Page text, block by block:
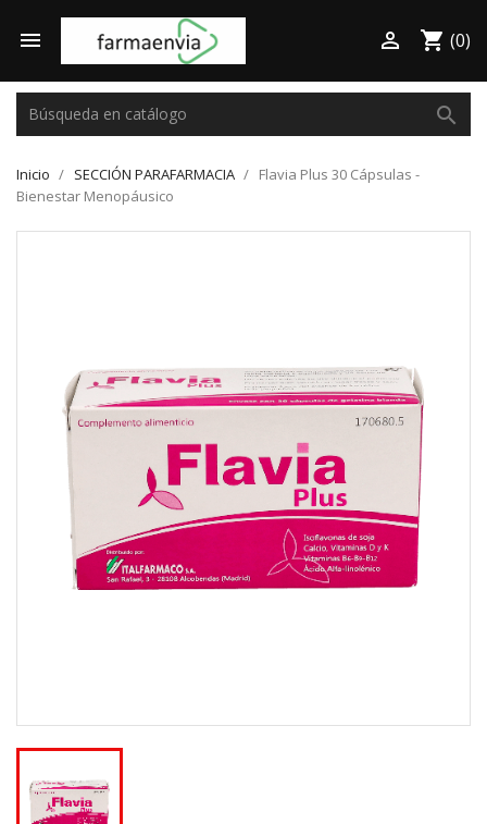
 shopping_cart (0)

search
Inicio SECCIÓN PARAFARMACIA
Flavia Plus 30 Cápsulas -
Bienestar Menopáusico